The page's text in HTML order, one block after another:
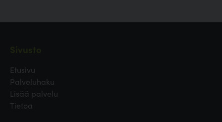
Etusivu
Palveluhaku
Lisää palvelu
Tietoa